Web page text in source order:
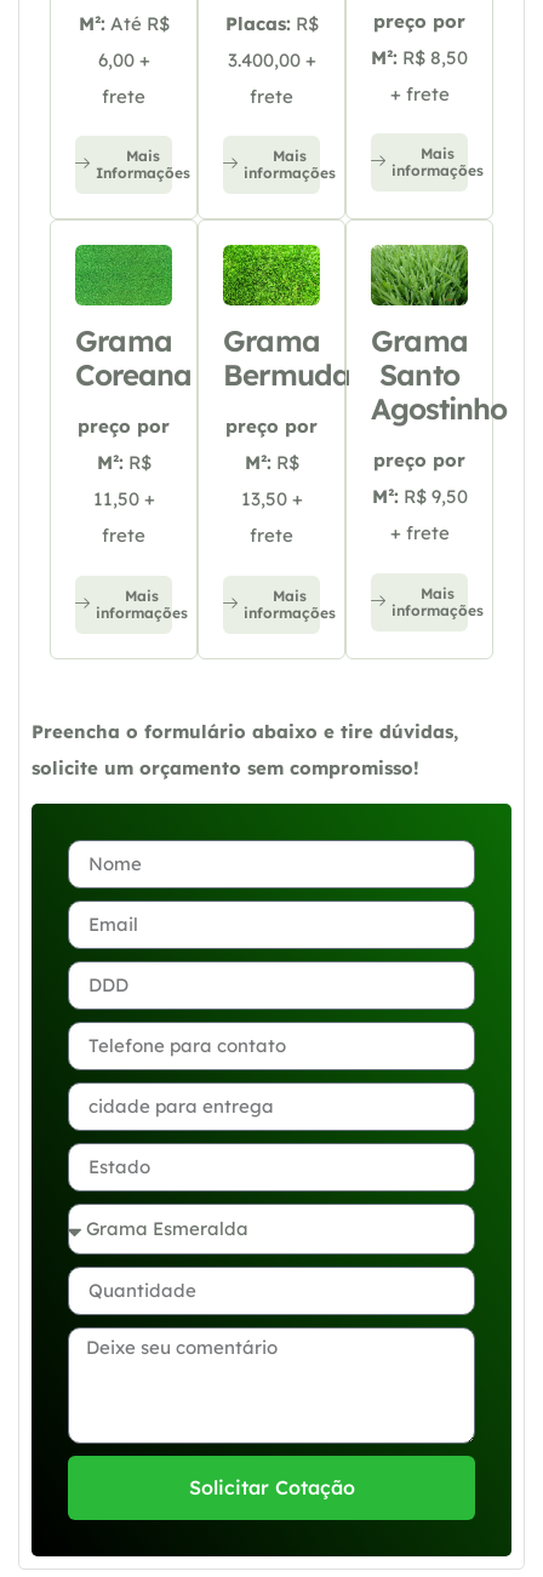
M²: Até R$
6,00 +
frete
Mais
Informações
Placas: R$
3.400,00 +
frete
Mais
informações
preço por
M²: R$ 8,50
+ frete
Mais
informações
Grama
Coreana
preço por
M²: R$
11,50 +
frete
Mais
informações
Grama
Bermuda
preço por
M²: R$
13,50 +
frete
Mais
informações
Grama
Santo
Agostinho
preço por
M²: R$ 9,50
+ frete
Mais
informações
Preencha o formulário abaixo e tire dúvidas,
solicite um orçamento sem compromisso!
Solicitar Cotação